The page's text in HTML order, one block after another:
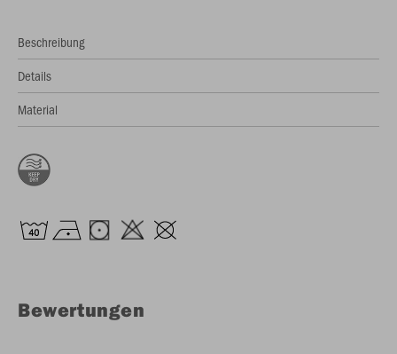
Beschreibung
Details
Material
Bewertungen